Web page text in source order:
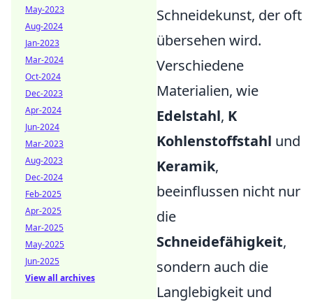
Schneidekunst, der oft
übersehen wird.
Verschiedene
Materialien, wie
Edelstahl, K
Kohlenstoffstahl und
Keramik,
beeinflussen nicht nur
die
Schneidefähigkeit,
sondern auch die
Langlebigkeit und
May-2023
Aug-2024
Jan-2023
Mar-2024
Oct-2024
Dec-2023
Apr-2024
Jun-2024
Mar-2023
Aug-2023
Dec-2024
Feb-2025
Apr-2025
Mar-2025
May-2025
Jun-2025
View all archives